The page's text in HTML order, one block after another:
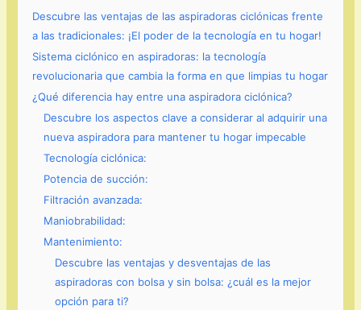
Descubre las ventajas de las aspiradoras ciclónicas frente
a las tradicionales: ¡El poder de la tecnología en tu hogar!
Sistema ciclónico en aspiradoras: la tecnología
revolucionaria que cambia la forma en que limpias tu hogar
¿Qué diferencia hay entre una aspiradora ciclónica?
Descubre los aspectos clave a considerar al adquirir una
nueva aspiradora para mantener tu hogar impecable
Tecnología ciclónica:
Potencia de succión:
Filtración avanzada:
Maniobrabilidad:
Mantenimiento:
Descubre las ventajas y desventajas de las
aspiradoras con bolsa y sin bolsa: ¿cuál es la mejor
opción para ti?